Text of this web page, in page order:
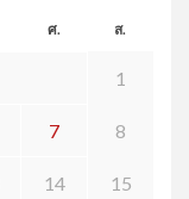
ศ. ส.
1
7 8
14 15